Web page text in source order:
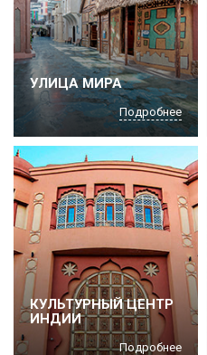
УЛИЦА МИРА
Подробнее
КУЛЬТУРНЫЙ ЦЕНТР
ИНДИИ
Подробнее